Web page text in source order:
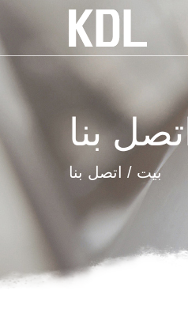
اتصل بنا
بيت / اتصل بنا